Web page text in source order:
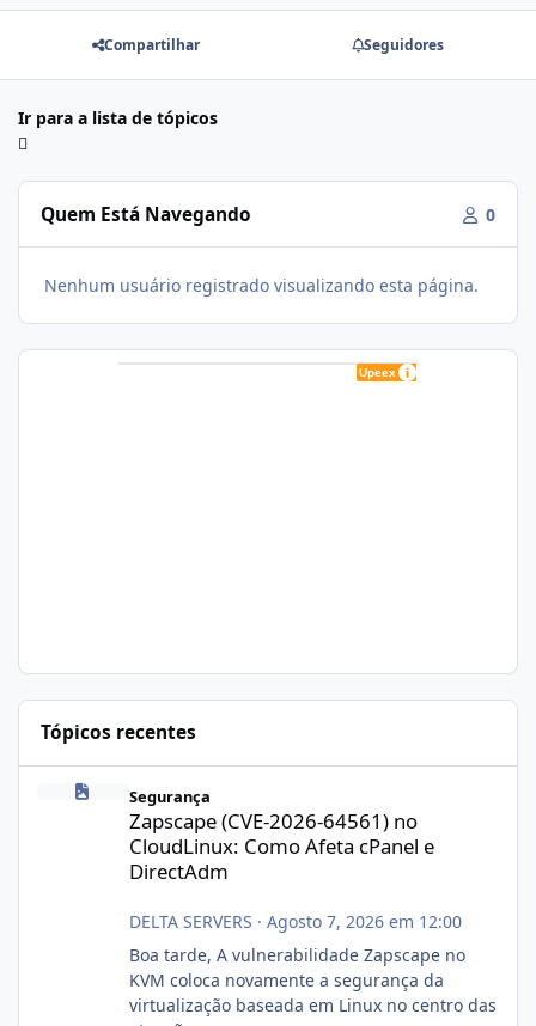
Compartilhar Seguidores
Ir para a lista de tópicos
Quem Está Navegando 0
Nenhum usuário registrado visualizando esta página.
Tópicos recentes
Zapscape (CVE-2026-64561) no CloudLinux: Como Afeta cPanel
Segurança
Zapscape (CVE-2026-64561) no
CloudLinux: Como Afeta cPanel e
DirectAdm
DELTA SERVERS · Agosto 7, 2026 em 12:00
Boa tarde, A vulnerabilidade Zapscape no
KVM coloca novamente a segurança da
virtualização baseada em Linux no centro das